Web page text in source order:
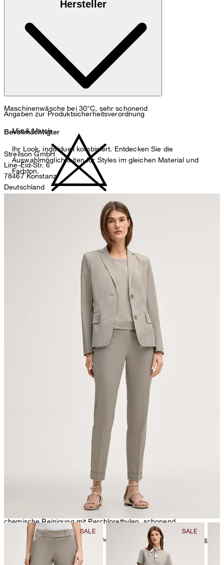
Maschinenwäsche bei 30°C, sehr schonend
Bügeln bei geringer Temperatur
chemische Reinigung mit Perchlorethylen, schonend
Weitere Pflegeinformationen finden Sie unter:Unsere Qualitäten:
Baumwolle
Hersteller
Angaben zur Produktsicherheitsverordnung
Bevollmächtigter
Strellson GmbH
Line-Eid-Str. 6
78467 Konstanz
Deutschland
Sonnenwiesenstrasse 21
Mix & Match
Ihr Look, individuell kombiniert. Entdecken Sie die
Auswahlmöglichkeiten für Styles im gleichen Material und
Farbton.